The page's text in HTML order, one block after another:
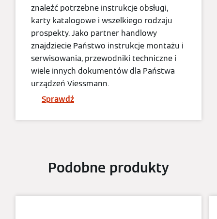
znaleźć potrzebne instrukcje obsługi,
karty katalogowe i wszelkiego rodzaju
prospekty. Jako partner handlowy
znajdziecie Państwo instrukcje montażu i
serwisowania, przewodniki techniczne i
wiele innych dokumentów dla Państwa
urządzeń Viessmann.
Sprawdź
Podobne produkty